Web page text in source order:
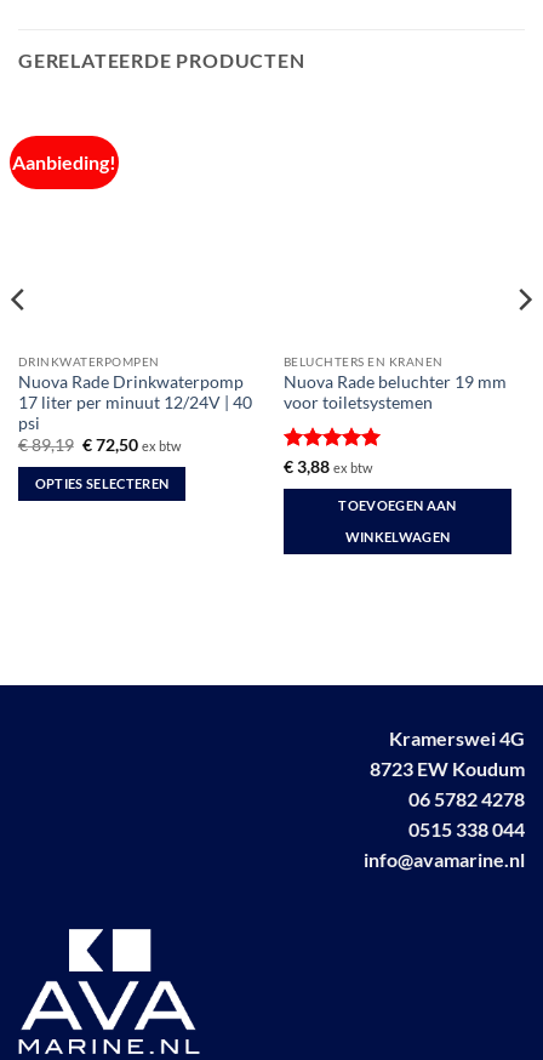
GERELATEERDE PRODUCTEN
Aanbieding!
DRINKWATERPOMPEN
Nuova Rade Drinkwaterpomp
17 liter per minuut 12/24V | 40
psi
€89,19 Oorspronkelijke
was:
€ 89,19.
€72,50Huidige
is:
€ 72,50.
ex btw
OPTIES SELECTEREN
kan
BELUCHTERS EN KRANEN
Nuova Rade beluchter 19 mm
voor toiletsystemen
Gewaardeerd
5uit 5
€3,88 ex btw
TOEVOEGEN AAN
WINKELWAGEN
Kramerswei 4G
8723 EW Koudum
06 5782 4278
0515 338 044
info@avamarine.nl